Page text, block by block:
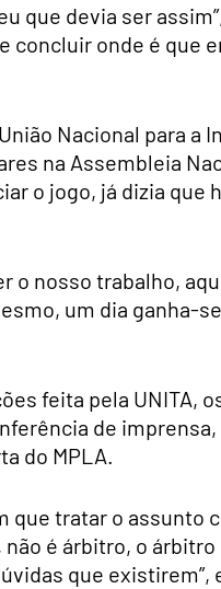
que devia ser
concluir onde é que
Nacional para a
na Assembleia
o jogo, já dizia que
o nosso trabalho,
um dia ganha-
feita pela UNITA,
de
do MPLA.
que tratar o assunto
é árbitro, o
que existirem”,